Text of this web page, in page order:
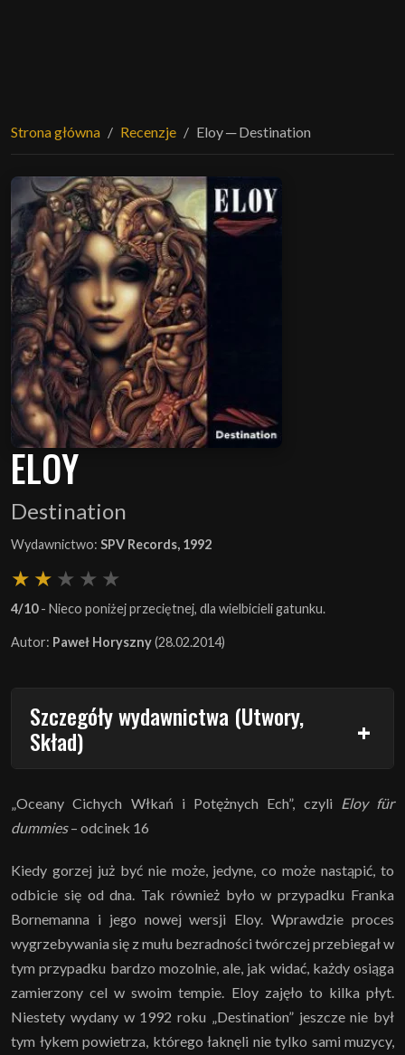
Strona główna Recenzje Eloy ─ Destination
ELOY
Destination
Wydawnictwo: SPV Records, 1992
4/10- Nieco poniżej przeciętnej, dla wielbicieli gatunku.
Autor: Paweł Horyszny(28.02.2014)
Szczegóły wydawnictwa (Utwory,
Skład)
„Oceany Cichych Włkań i Potężnych Ech”, czyli
Eloy für
dummies– odcinek 16
Kiedy gorzej już być nie może, jedyne, co może nastąpić, to
odbicie się od dna. Tak również było w przypadku Franka
Bornemanna i jego nowej wersji Eloy. Wprawdzie proces
wygrzebywania się z mułu bezradności twórczej przebiegał w
tym przypadku bardzo mozolnie, ale, jak widać, każdy osiąga
zamierzony cel w swoim tempie. Eloy zajęło to kilka płyt.
Niestety wydany w 1992 roku „Destination” jeszcze nie był
tym łykem powietrza, którego łaknęli nie tylko sami muzycy,